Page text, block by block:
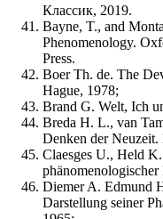
Классик, 2019.
Bayne, T., and
Phenomenology.
Press.
Boer Th. de. The
Hague, 1978;
Brand G. Welt, Ich
Breda H. L., van
Denken der Neuzeit.
Claesges U., Held
Diemer A. Edmund
Darstellung seiner